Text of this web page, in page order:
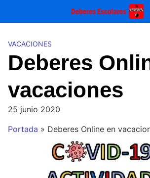
VACACIONES
Deberes
vacaciones
25 junio 2020
Portada » Deberes Online en